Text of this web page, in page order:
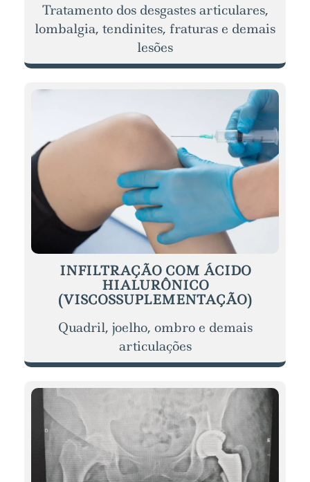
Tratamento dos desgastes articulares,
lombalgia, tendinites, fraturas e demais
lesões
INFILTRAÇÃO COM ÁCIDO
HIALURÔNICO
(VISCOSSUPLEMENTAÇÃO)
Quadril, joelho, ombro e demais
articulações